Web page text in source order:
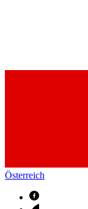
Österreich